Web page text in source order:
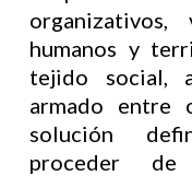
humanos y
tejido social,
armado entre
solución
proceder